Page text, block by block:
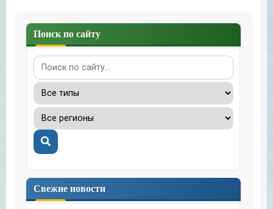
Поиск по сайту
Поиск
Свежие новости